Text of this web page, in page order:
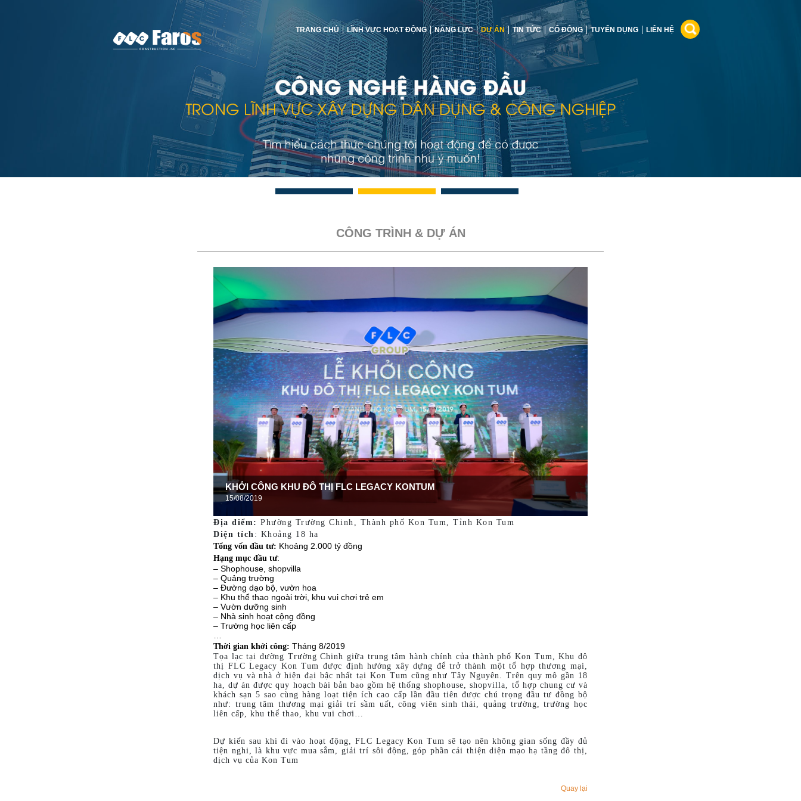
TRANG CHỦ LĨNH VỰC HOẠT ĐỘNG NĂNG LỰC DỰ ÁN TIN TỨC CỔ ĐÔNG TUYỂN DỤNG LIÊN HỆ
CÔNG TRÌNH & DỰ ÁN
KHỞI CÔNG KHU ĐÔ THỊ FLC LEGACY KONTUM
15/08/2019
Địa điểm: Phường Trường Chinh, Thành phố Kon Tum, Tỉnh Kon Tum
Diện tích : Khoảng 18 ha
Tổng vốn đầu tư: Khoảng 2.000 tỷ đồng
Hạng mục đầu tư:
– Shophouse, shopvilla
– Quảng trường
– Đường dạo bộ, vườn hoa
– Khu thể thao ngoài trời, khu vui chơi trẻ em
– Vườn dưỡng sinh
– Nhà sinh hoạt cộng đồng
– Trường học liên cấp
Thời gian khởi công: Tháng 8/2019
Tọa lạc tại đường Trường Chinh giữa trung tâm hành chính của thành phố Kon Tum, Khu đô
thị FLC Legacy Kon Tum được định hướng xây dựng để trở thành một tổ hợp thương mại,
dịch vụ và nhà ở hiện đại bậc nhất tại Kon Tum cũng như Tây Nguyên. Trên quy mô gần 18
ha, dự án được quy hoạch bài bản bao gồm hệ thống shophouse, shopvilla, tổ hợp chung cư và
khách sạn 5 sao cùng hàng loạt tiện ích cao cấp lần đầu tiên được chú trọng đầu tư đồng bộ
như: trung tâm thương mại giải trí sầm uất, công viên sinh thái, quảng trường, trường học
liên cấp, khu thể thao, khu vui chơi…
Dự kiến sau khi đi vào hoạt động, FLC Legacy Kon Tum sẽ tạo nên không gian sống đầy đủ
tiện nghi, là khu vực mua sắm, giải trí sôi động, góp phần cải thiện diện mạo hạ tầng đô thị,
dịch vụ của Kon Tum
Quay lại